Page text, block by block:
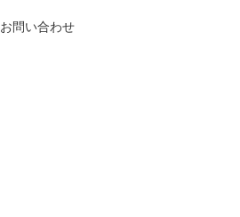
お問い合わせ